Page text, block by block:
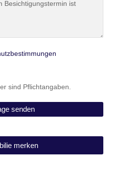
sind Pflichtangaben.
merken